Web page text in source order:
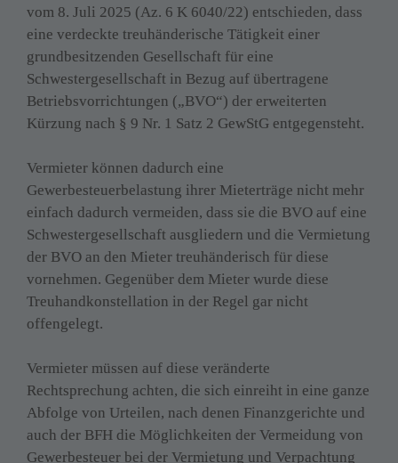
vom 8. Juli 2025 (Az. 6 K 6040/22) entschieden, dass
eine verdeckte treuhänderische Tätigkeit einer
grundbesitzenden Gesellschaft für eine
Schwestergesellschaft in Bezug auf übertragene
Betriebsvorrichtungen („BVO“) der erweiterten
Kürzung nach § 9 Nr. 1 Satz 2 GewStG entgegensteht.
Vermieter können dadurch eine
Gewerbesteuerbelastung ihrer Mieterträge nicht mehr
einfach dadurch vermeiden, dass sie die BVO auf eine
Schwestergesellschaft ausgliedern und die Vermietung
der BVO an den Mieter treuhänderisch für diese
vornehmen. Gegenüber dem Mieter wurde diese
Treuhandkonstellation in der Regel gar nicht
offengelegt.
Vermieter müssen auf diese veränderte
Rechtsprechung achten, die sich einreiht in eine ganze
Abfolge von Urteilen, nach denen Finanzgerichte und
auch der BFH die Möglichkeiten der Vermeidung von
Gewerbesteuer bei der Vermietung und Verpachtung